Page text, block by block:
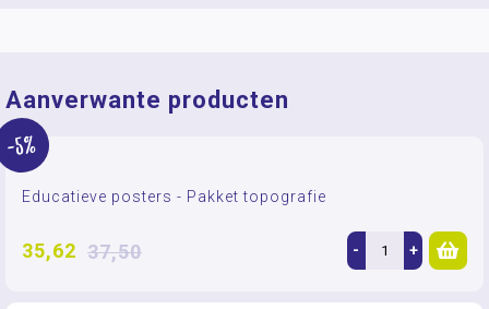
Aanverwante producten
-5%
Educatieve posters - Pakket topografie
35,62 37,50 - +